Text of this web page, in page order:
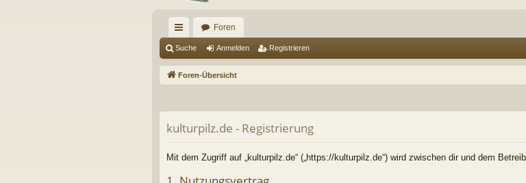
ch
ne
ug
riff
Foren
Suche Anmelden Registrieren
Foren-Übersicht
kulturpilz.de - Registrierung
Mit dem Zugriff auf „kulturpilz.de“ („https://kulturpilz.de“) wird zwischen dir und dem